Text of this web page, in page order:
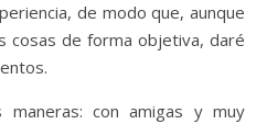
de modo que, aunque
cosas de forma objetiva, daré
con amigas y muy